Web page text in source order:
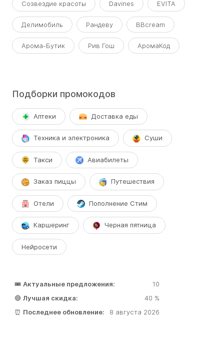
Созвездие красоты Davines EVITA
Делимобиль Рандеву BBcream
Арома-Бутик Рив Гош АромаКод
Подборки промокодов
Аптеки Доставка еды
Техника и электроника Суши
Такси Авиабилеты
Заказ пиццы Путешествия
Отели Пополнение Стим
Каршеринг Черная пятница
Нейросети
🎟️ Актуальные предложения:
10
🔴 Лучшая скидка:
40 %
⏰ Последнее обновление: 8 августа 2026